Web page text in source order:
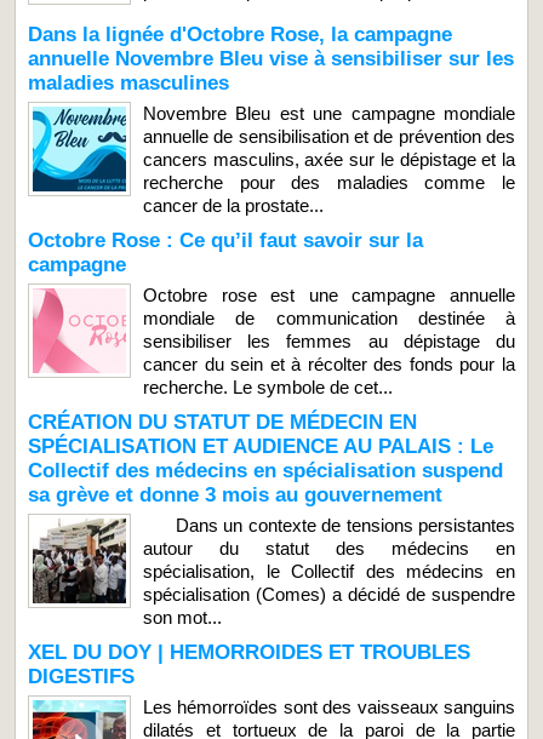
Dans la lignée d'Octobre Rose, la campagne
annuelle Novembre Bleu vise à sensibiliser sur les
maladies masculines
Novembre Bleu est une campagne mondiale
annuelle de sensibilisation et de prévention des
cancers masculins, axée sur le dépistage et la
recherche pour des maladies comme le
cancer de la prostate...
Octobre Rose : Ce qu’il faut savoir sur la
campagne
Octobre rose est une campagne annuelle
mondiale de communication destinée à
sensibiliser les femmes au dépistage du
cancer du sein et à récolter des fonds pour la
recherche. Le symbole de cet...
CRÉATION DU STATUT DE MÉDECIN EN
SPÉCIALISATION ET AUDIENCE AU PALAIS : Le
Collectif des médecins en spécialisation suspend
sa grève et donne 3 mois au gouvernement
Dans un contexte de tensions persistantes
autour du statut des médecins en
spécialisation, le Collectif des médecins en
spécialisation (Comes) a décidé de suspendre
son mot...
XEL DU DOY | HEMORROIDES ET TROUBLES
DIGESTIFS
Les hémorroïdes sont des vaisseaux sanguins
dilatés et tortueux de la paroi de la partie